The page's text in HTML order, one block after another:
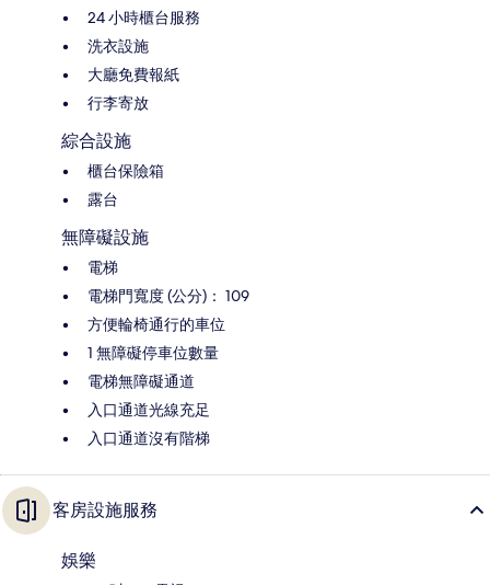
24 小時櫃台服務
洗衣設施
大廳免費報紙
行李寄放
綜合設施
櫃台保險箱
露台
無障礙設施
電梯
電梯門寬度 (公分)： 109
方便輪椅通行的車位
1 無障礙停車位數量
電梯無障礙通道
入口通道光線充足
入口通道沒有階梯
客房設施服務
娛樂